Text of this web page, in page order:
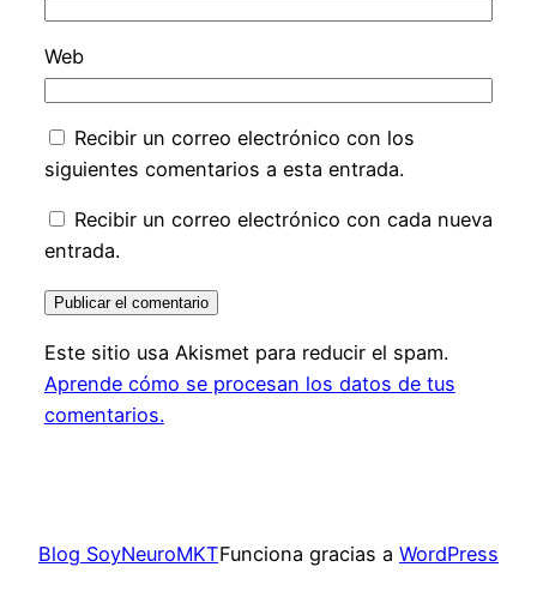
Web
Recibir un correo electrónico con los
siguientes comentarios a esta entrada.
Recibir un correo electrónico con cada nueva
entrada.
Este sitio usa Akismet para reducir el spam.
Aprende cómo se procesan los datos de tus
comentarios.
Blog SoyNeuroMKTFunciona gracias a WordPress